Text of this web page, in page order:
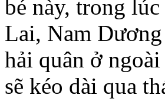
bé này, trong
Lai, Nam
hải quân ở
sẽ kéo dài qua